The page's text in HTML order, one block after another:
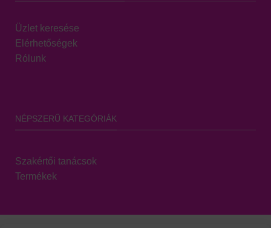
Üzlet keresése
Elérhetőségek
Rólunk
NÉPSZERŰ KATEGÓRIÁK
Szakértői tanácsok
Termékek